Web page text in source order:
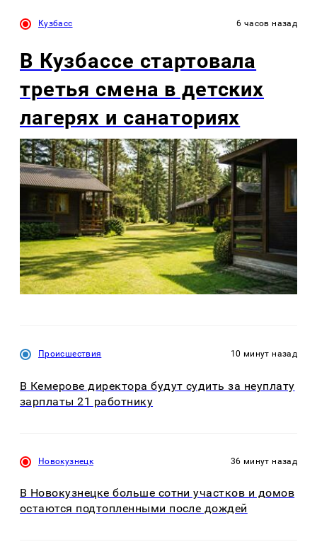
Кузбасс 6 часов назад
В Кузбассе стартовала
третья смена в детских
лагерях и санаториях
Происшествия 10 минут назад
В Кемерове директора будут судить за неуплату
зарплаты 21 работнику
Новокузнецк 36 минут назад
В Новокузнецке больше сотни участков и домов
остаются подтопленными после дождей